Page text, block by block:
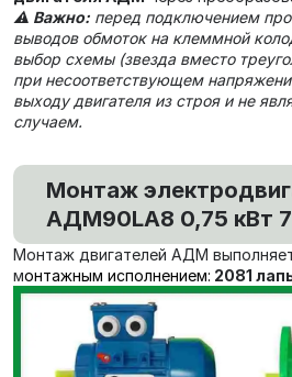
⚠️ Важно: перед подключением
выводов обмоток на клеммной
выбор схемы (звезда вместо
при несоответствующем
выходу двигателя из строя и не
случаем.
Монтаж
АДМ90LA8 0,75 кВт
Монтаж двигателей АДМ
монтажным исполнением: 2081